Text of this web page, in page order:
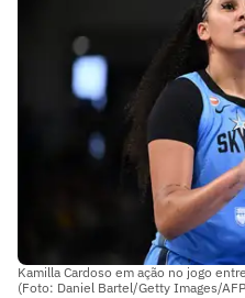
Kamilla Cardoso em ação no jogo
(Foto: Daniel Bartel/Getty Images/